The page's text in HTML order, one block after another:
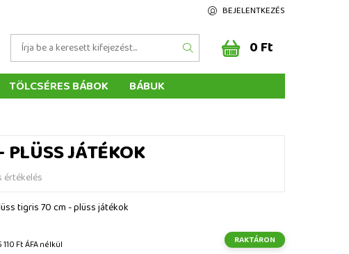
BEJELENTKEZÉS
0 Ft
TÖLCSÉRES BÁBOK
BÁBUK
JÁTÉKOK
értékelés
tigris 70 cm - plüss játékok
25 110 Ft ÁFA nélkül RAKTÁRON